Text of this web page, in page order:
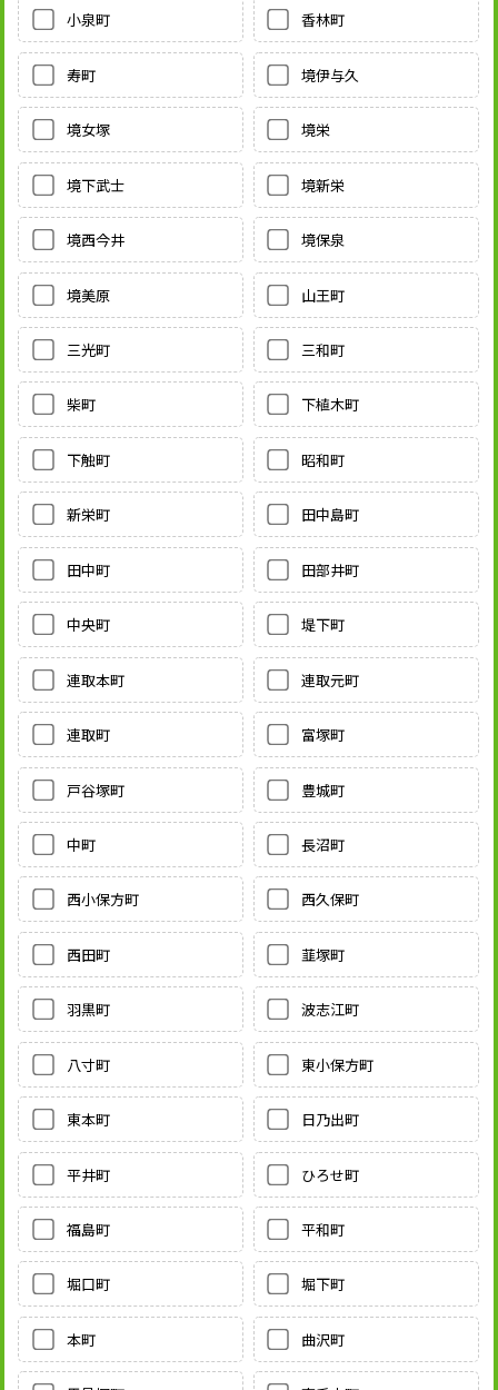
小泉町 香林町
寿町 境伊与久
境女塚 境栄
境下武士 境新栄
境西今井 境保泉
境美原 山王町
三光町 三和町
柴町 下植木町
下触町 昭和町
新栄町 田中島町
田中町 田部井町
中央町 堤下町
連取本町 連取元町
連取町 富塚町
戸谷塚町 豊城町
中町 長沼町
西小保方町 西久保町
西田町 韮塚町
羽黒町 波志江町
八寸町 東小保方町
東本町 日乃出町
平井町 ひろせ町
福島町 平和町
堀口町 堀下町
本町 曲沢町